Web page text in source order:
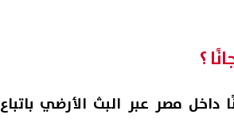
؟
داخل مصر عبر البث الأرضي باتباع